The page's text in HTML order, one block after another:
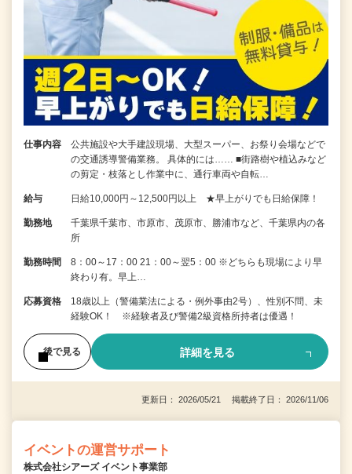
仕事内容
公共施設や大手建設現場、大型スーパー、お祭り会場などで
の交通誘導警備業務。 具体的には…… ■街路樹や植込みなど
の剪定・枝落とし作業中に、通行車両や自転…
給与 日給10,000円～12,500円以上 ★早上がりでも日給保障！
勤務地
千葉県千葉市、市原市、茂原市、勝浦市など、千葉県内の各
所
勤務時間
8：00～17：00 21：00～翌5：00 ※どちらも現場により早
終わり有。早上…
応募資格
18歳以上（警備業法による・例外事由2号）、性別不問、未
経験OK！ ※経験者及び警備2級資格所持者は優遇！
後で見る 詳細を見る
更新日： 2026/05/21 掲載終了日： 2026/11/06
イベントの運営サポート
株式会社シアーズ イベント事業部